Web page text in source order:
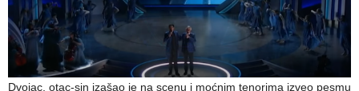
Dvojac, otac-sin izašao je na scenu i moćnim tenorima izveo pesmu